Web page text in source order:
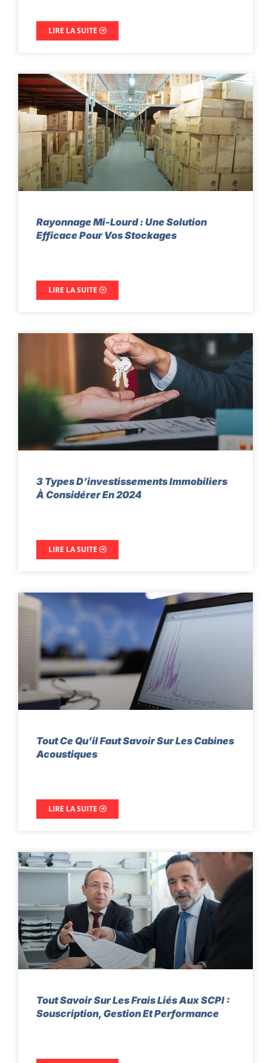
LIRE LA SUITE
Rayonnage Mi-Lourd : Une Solution
Efficace Pour Vos Stockages
LIRE LA SUITE
3 Types D’investissements Immobiliers
À Considérer En 2024
LIRE LA SUITE
Tout Ce Qu’il Faut Savoir Sur Les Cabines
Acoustiques
LIRE LA SUITE
Tout Savoir Sur Les Frais Liés Aux SCPI :
Souscription, Gestion Et Performance